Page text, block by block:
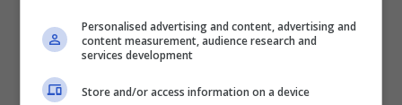
d’affari che tenterà di portare la disciplina
all’interno dell’istituto. Lo seguiranno i suoi tre
rispettivamente da Carla Díaz, Martina Cariddi
Personalised advertising and content, advertising and
content measurement, audience research and
services development
Store and/or access information on a device